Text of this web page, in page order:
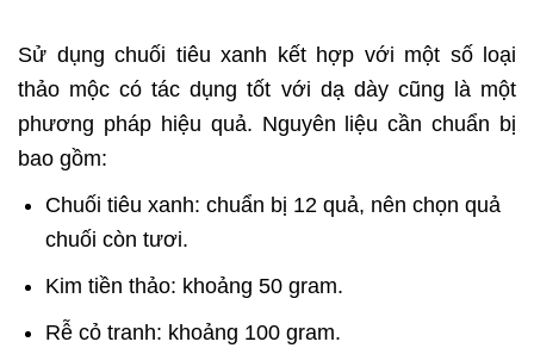
Sử dụng chuối tiêu xanh kết hợp với một số loại
thảo mộc có tác dụng tốt với dạ dày cũng là một
phương pháp hiệu quả. Nguyên liệu cần chuẩn bị
bao gồm:
Chuối tiêu xanh: chuẩn bị 12 quả, nên chọn quả
chuối còn tươi.
Kim tiền thảo: khoảng 50 gram.
Rễ cỏ tranh: khoảng 100 gram.